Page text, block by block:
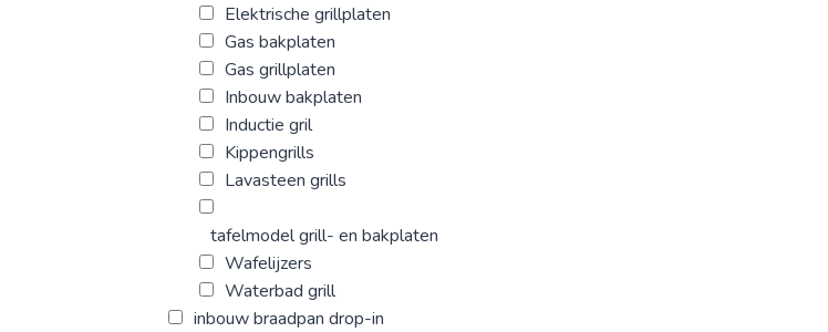
Elektrische grillplaten
Gas bakplaten
Gas grillplaten
Inbouw bakplaten
Inductie gril
Kippengrills
Lavasteen grills
tafelmodel grill- en bakplaten
Wafelijzers
Waterbad grill
inbouw braadpan drop-in